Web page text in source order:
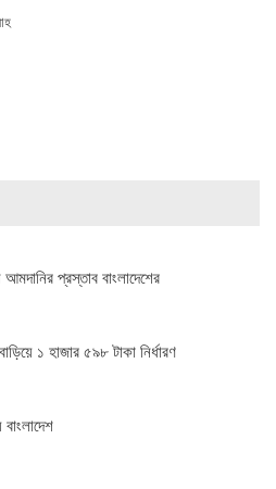
প্রস্তাব বাংলাদেশের
১ হাজার ৫৯৮ টাকা নির্ধারণ